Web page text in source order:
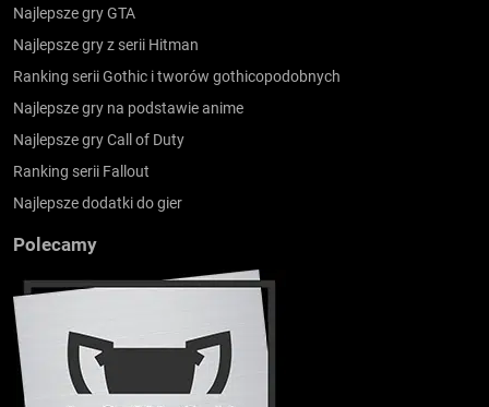
Najlepsze gry GTA
Najlepsze gry z serii Hitman
Ranking serii Gothic i tworów gothicopodobnych
Najlepsze gry na podstawie anime
Najlepsze gry Call of Duty
Ranking serii Fallout
Najlepsze dodatki do gier
Polecamy